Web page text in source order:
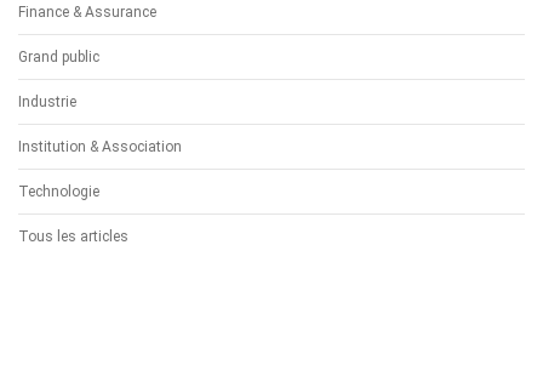
Finance & Assurance
Grand public
Industrie
Institution & Association
Technologie
Tous les articles